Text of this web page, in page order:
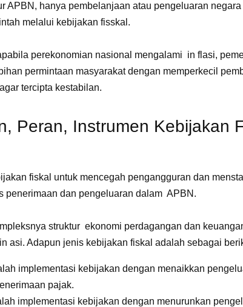
APBN, hanya pembelanjaan atau pengeluaran
melalui kebijakan fisskal.
perekonomian nasional mengalami in flasi,
permintaan masyarakat dengan memperkecil
tercipta kestabilan.
Peran, Instrumen Kebijakan
fiskal untuk mencegah pengangguran dan
penerimaan dan pengeluaran dalam APBN.
struktur ekonomi perdagangan dan
asi. Adapun jenis kebijakan fiskal adalah sebagai
implementasi kebijakan dengan menaikkan
pajak.
implementasi kebijakan dengan menurunkan